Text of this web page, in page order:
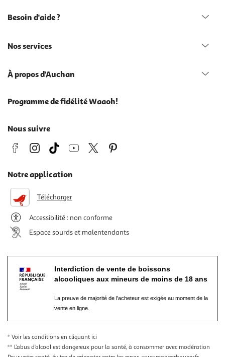
Besoin d'aide ?
Nos services
À propos d'Auchan
Programme de fidélité Waaoh!
Nous suivre
Notre application
Télécharger
Accessibilité : non conforme
Espace sourds et malentendants
Interdiction de vente de boissons
alcooliques aux mineurs de moins de 18 ans
La preuve de majorité de l'acheteur est exigée au moment de la
vente en ligne.
* Voir les conditions en cliquant ici
** L’abus d’alcool est dangereux pour la santé, à consommer avec modération